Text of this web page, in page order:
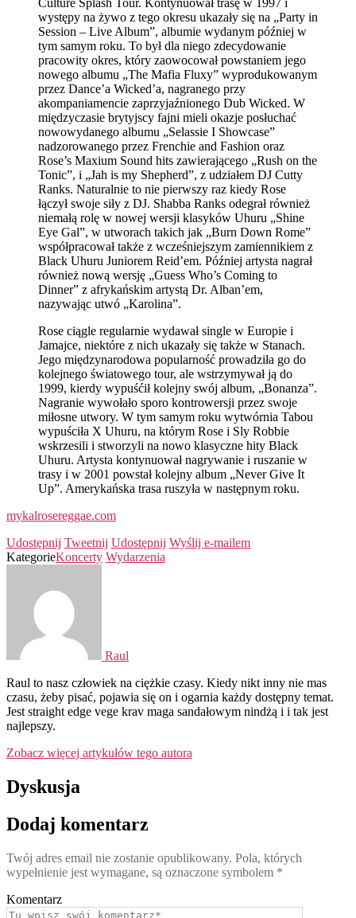
występy na żywo z tego okresu ukazały się na „Party in
Session – Live Album”, albumie wydanym później w
tym samym roku. To był dla niego zdecydowanie
pracowity okres, który zaowocował powstaniem jego
nowego albumu „The Mafia Fluxy” wyprodukowanym
przez Dance’a Wicked’a, nagranego przy
akompaniamencie zaprzyjaźnionego Dub Wicked. W
międzyczasie brytyjscy fajni mieli okazje posłuchać
nowowydanego albumu „Selassie I Showcase”
nadzorowanego przez Frenchie and Fashion oraz
Rose’s Maxium Sound hits zawierającego „Rush on the
Tonic”, i „Jah is my Shepherd”, z udziałem DJ Cutty
Ranks. Naturalnie to nie pierwszy raz kiedy Rose
łączył swoje siły z DJ. Shabba Ranks odegrał również
niemałą rolę w nowej wersji klasyków Uhuru „Shine
Eye Gal”, w utworach takich jak „Burn Down Rome”
współpracował także z wcześniejszym zamiennikiem z
Black Uhuru Juniorem Reid’em. Później artysta nagrał
również nową wersję „Guess Who’s Coming to
Dinner” z afrykańskim artystą Dr. Alban’em,
nazywając utwó „Karolina”.
Rose ciągle regularnie wydawał single w Europie i
Jamajce, niektóre z nich ukazały się także w Stanach.
Jego międzynarodowa popularność prowadziła go do
kolejnego światowego tour, ale wstrzymywał ją do
1999, kierdy wypuśćił kolejny swój album, „Bonanza”.
Nagranie wywołało sporo kontrowersji przez swoje
miłosne utwory. W tym samym roku wytwórnia Tabou
wypuściła X Uhuru, na którym Rose i Sly Robbie
wskrzesili i stworzyli na nowo klasyczne hity Black
Uhuru. Artysta kontynuował nagrywanie i ruszanie w
trasy i w 2001 powstał kolejny album „Never Give It
Up”. Amerykańska trasa ruszyła w następnym roku.
mykalrosereggae.com
Udostępnij Tweetnij Udostępnij Wyślij e-mailem
KategorieKoncerty Wydarzenia
Raul
Raul to nasz człowiek na ciężkie czasy. Kiedy nikt inny nie mas
czasu, żeby pisać, pojawia się on i ogarnia każdy dostępny temat.
Jest straight edge vege krav maga sandałowym nindżą i i tak jest
najlepszy.
Zobacz więcej artykułów tego autora
Dyskusja
Dodaj komentarz
Twój adres email nie zostanie opublikowany. Pola, których
wypełnienie jest wymagane, są oznaczone symbolem *
Komentarz